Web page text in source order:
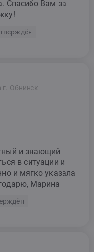
Спасибо Вам за
г. Обнинск
и знающий
в ситуации и
и мягко указала
Марина